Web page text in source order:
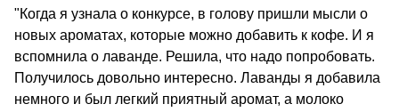
"Когда я узнала о конкурсе, в голову пришли мысли о
новых ароматах, которые можно добавить к кофе. И я
вспомнила о лаванде. Решила, что надо попробовать.
Получилось довольно интересно. Лаванды я добавила
немного и был легкий приятный аромат, а молоко